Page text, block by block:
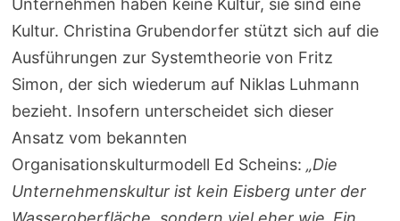
Unternehmen haben keine Kultur, sie sind eine
Kultur. Christina Grubendorfer stützt sich auf die
Ausführungen zur Systemtheorie von Fritz
Simon, der sich wiederum auf Niklas Luhmann
bezieht. Insofern unterscheidet sich dieser
Ansatz vom bekannten
Organisationskulturmodell Ed Scheins:„Die
Unternehmenskultur ist kein Eisberg unter der